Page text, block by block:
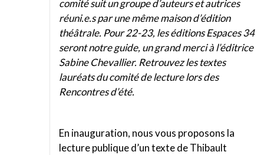
comité suit un groupe d’auteurs et autrices
réuni.e.s par une même maison d’édition
théâtrale. Pour 22-23, les éditions Espaces 34
seront notre guide, un grand merci à l’éditrice
Sabine Chevallier. Retrouvez les textes
lauréats du comité de lecture lors des
Rencontres d’été.
En inauguration, nous vous proposons la
lecture publique d’un texte de Thibault